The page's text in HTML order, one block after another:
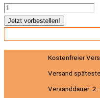
Die
grüne
Kiste
Menge
Jetzt vorbestellen!
Kostenfreier
Versand
Versanddauer: